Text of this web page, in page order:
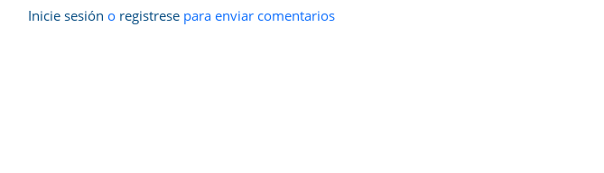
Inicie sesión o registrese para enviar comentarios